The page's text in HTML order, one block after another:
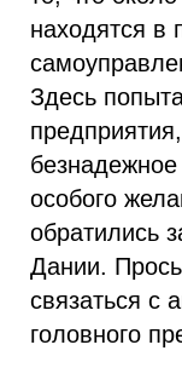
находятся в
Здесь
особого
обратились
Дании.
связаться с
головного